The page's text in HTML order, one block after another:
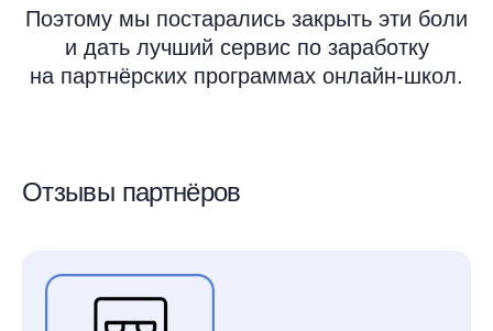
Поэтому мы постарались закрыть эти боли
и дать лучший сервис по заработку
на партнёрских программах онлайн-школ.
Отзывы партнёров